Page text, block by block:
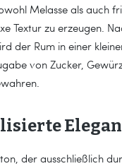
Melasse als auch
Textur zu erzeugen.
der Rum in einer
von Zucker,
der ausschließlich